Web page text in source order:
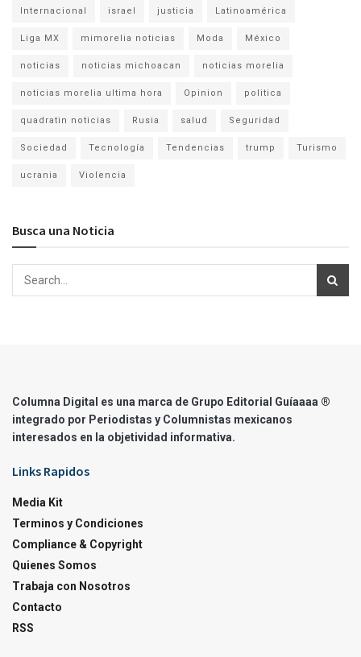
Internacional israel justicia Latinoamérica
Liga MX mimorelia noticias Moda México
noticias noticias michoacan noticias morelia
noticias morelia ultima hora Opinion politica
quadratin noticias Rusia salud Seguridad
Sociedad Tecnología Tendencias trump Turismo
ucrania Violencia
Busca una Noticia
Columna Digital es una marca de Grupo Editorial Guíaaaa ®
integrado por Periodistas y Columnistas mexicanos
interesados en la objetividad informativa.
Links Rapidos
Media Kit
Terminos y Condiciones
Compliance & Copyright
Quienes Somos
Trabaja con Nosotros
Contacto
RSS